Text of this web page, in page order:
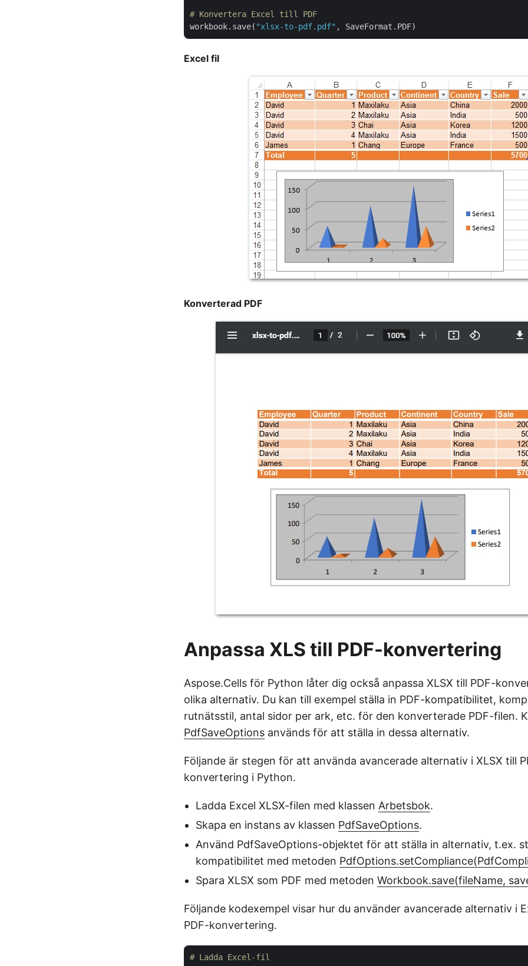
# Konvertera Excel till PDF
workbook.save( "xlsx-to-pdf.pdf"
Excel fil
Konverterad PDF
Anpassa XLS till PDF-konvertering
Aspose.Cells för Python låter dig också anpassa XLSX till PDF-
olika alternativ. Du kan till exempel ställa in PDF-kompatibilitet,
rutnätsstil, antal sidor per ark, etc. för den konverterade PDF-filen.
PdfSaveOptions används för att ställa in dessa alternativ.
Följande är stegen för att använda avancerade alternativ i XLSX till
konvertering i Python.
Ladda Excel XLSX-filen med klassen Arbetsbok.
Skapa en instans av klassen PdfSaveOptions.
Använd PdfSaveOptions-objektet för att ställa in alternativ, t.ex.
kompatibilitet med metoden
Spara XLSX som PDF med metoden Workbook.save(fileName,
Följande kodexempel visar hur du använder avancerade alternativ i
PDF-konvertering.
# Ladda Excel-fil